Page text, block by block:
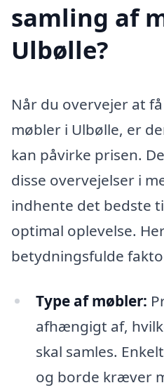
samling af
Ulbølle?
Når du overvejer at
møbler i Ulbølle, er
kan påvirke prisen.
disse overvejelser i
indhente det bedste
optimal oplevelse.
betydningsfulde
Type af møbler:
afhængigt af,
skal samles.
og borde kræver